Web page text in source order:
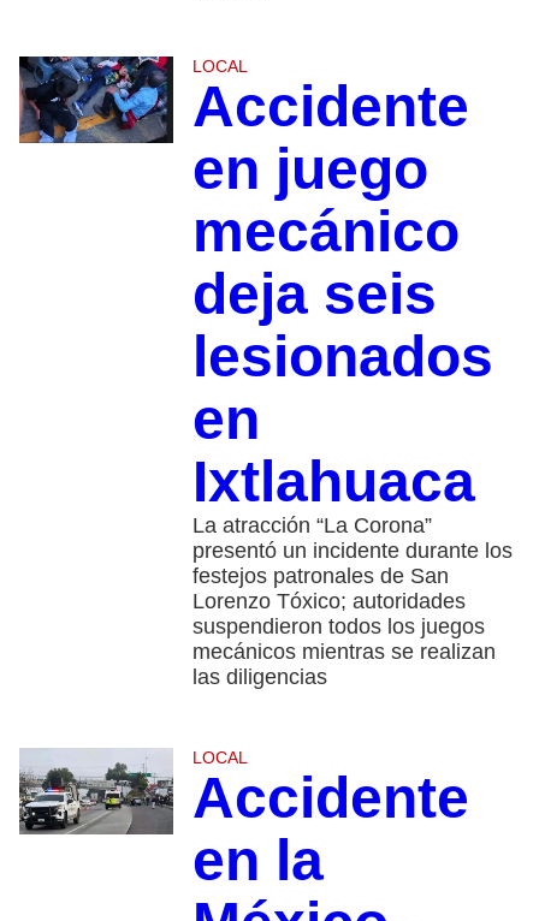
LOCAL
Accidente
en juego
mecánico
deja seis
lesionados
en
Ixtlahuaca
La atracción “La Corona”
presentó un incidente durante los
festejos patronales de San
Lorenzo Tóxico; autoridades
suspendieron todos los juegos
mecánicos mientras se realizan
las diligencias
LOCAL
Accidente
en la